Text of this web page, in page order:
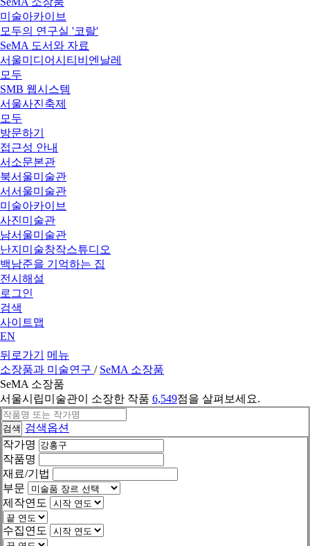
미술아카이브
모두의 연구실 '코랄'
SeMA 도서와 자료
서울미디어시티비엔날레
모두
SMB 웹시스템
서울사진축제
모두
방문하기
접근성 안내
서소문본관
북서울미술관
서서울미술관
미술아카이브
사진미술관
남서울미술관
난지미술창작스튜디오
백남준을 기억하는 집
전시해설
로그인
검색
사이트맵
EN
뒤로가기
메뉴
소장품과 미술연구 / SeMA 소장품
SeMA 소장품
서울시립미술관이 소장한 작품 6,549점을 살펴보세요.
검색 검색옵션
작가명
작품명
재료/기법
부문
제작연도
수집연도